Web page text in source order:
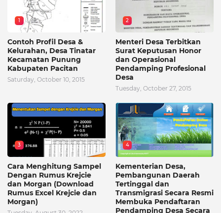
1
Contoh Profil Desa &
Kelurahan, Desa Tinatar
Kecamatan Punung
Kabupaten Pacitan
Saturday, October 10, 2015
2
Menteri Desa Terbitkan
Surat Keputusan Honor
dan Operasional
Pendamping Profesional
Desa
Tuesday, October 27, 2015
3
Cara Menghitung Sampel
Dengan Rumus Krejcie
dan Morgan (Download
Rumus Excel Krejcie dan
Morgan)
4
Kementerian Desa,
Pembangunan Daerah
Tertinggal dan
Transmigrasi Secara Resmi
Membuka Pendaftaran
Pendamping Desa Secara